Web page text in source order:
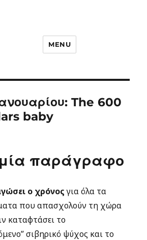
MENU
The 600
baby
παράγραφο
ο χρόνοςγια όλα τα
που απασχολούν τη χώρα
καταφτάσει το
σιβηρικό ψύχος και το